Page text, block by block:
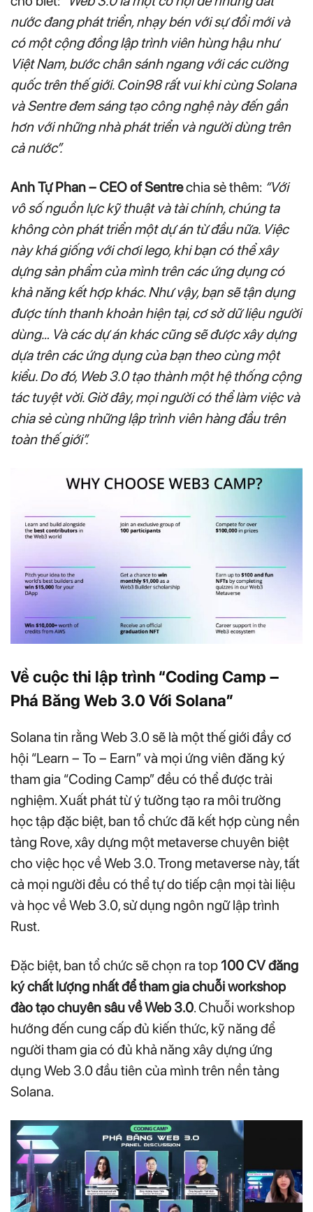
nước đang phát triển, nhạy bén với sự đổi mới và
có một cộng đồng lập trình viên hùng hậu như
Việt Nam, bước chân sánh ngang với các cường
quốc trên thế giới. Coin98 rất vui khi cùng Solana
và Sentre đem sáng tạo công nghệ này đến gần
hơn với những nhà phát triển và người dùng trên
cả nước”.
Anh Tự Phan – CEO of Sentrechia sẻ thêm: “Với
vô số nguồn lực kỹ thuật và tài chính, chúng ta
không còn phát triển một dự án từ đầu nữa. Việc
này khá giống với chơi lego, khi bạn có thể xây
dựng sản phẩm của mình trên các ứng dụng có
khả năng kết hợp khác. Như vậy, bạn sẽ tận dụng
được tính thanh khoản hiện tại, cơ sở dữ liệu người
dùng… Và các dự án khác cũng sẽ được xây dựng
dựa trên các ứng dụng của bạn theo cùng một
kiểu. Do đó, Web 3.0 tạo thành một hệ thống cộng
tác tuyệt vời. Giờ đây, mọi người có thể làm việc và
chia sẻ cùng những lập trình viên hàng đầu trên
toàn thế giới”.
Về cuộc thi lập trình “Coding Camp –
Phá Băng Web 3.0 Với Solana”
Solana tin rằng Web 3.0 sẽ là một thế giới đầy cơ
hội “Learn – To – Earn” và mọi ứng viên đăng ký
tham gia “Coding Camp” đều có thể được trải
nghiệm. Xuất phát từ ý tưởng tạo ra môi trường
học tập đặc biệt, ban tổ chức đã kết hợp cùng nền
tảng Rove, xây dựng một metaverse chuyên biệt
cho việc học về Web 3.0. Trong metaverse này, tất
cả mọi người đều có thể tự do tiếp cận mọi tài liệu
và học về Web 3.0, sử dụng ngôn ngữ lập trình
Rust.
Đặc biệt, ban tổ chức sẽ chọn ra top 100 CV đăng
ký chất lượng nhất để tham gia chuỗi workshop
đào tạo chuyên sâu về Web 3.0. Chuỗi workshop
hướng đến cung cấp đủ kiến thức, kỹ năng để
người tham gia có đủ khả năng xây dựng ứng
dụng Web 3.0 đầu tiên của mình trên nền tảng
Solana.